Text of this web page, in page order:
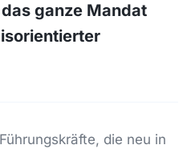
ganze Mandat
die neu in